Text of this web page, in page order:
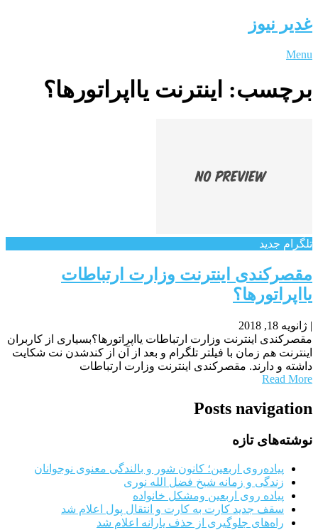
غدیر نیوز
Menu
برچسب: اینترنت یااپراتورها؟
تلگرام جدید
مقصرکندی اینترنت وزارت ارتباطات
یااپراتورها؟
| ژانویه 18, 2018
مقصرکندی اینترنت وزارت ارتباطات یااپراتورها؟بسیاری از کاربران
اینترنت هم زمان با فیلتر تلگرام و بعد از آن از کندشدن نت شکایت
داشته و دارند. مقصرکندی اینترنت وزارت ارتباطات
Read More
Posts navigation
نوشته‌های تازه
پیاده‌روی اربعین؛ کانون شور و بالندگی معنوی نوجوانان
زندگی و زمانه شیخ فضل الله نوری
پیاده روی اربعین ومشکل خانواده
سقف جدید کارت به کارت و انتقال پول اعلام شد
راه‌های جلوگیری از حذف یارانه اعلام شد